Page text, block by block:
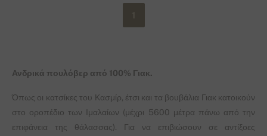
Ανδρικά πουλόβερ από 100% Γιακ.
Όπως οι κατσίκες του Κασμίρ, έτσι και τα βουβάλια Γιακ κατοικούν
στο οροπέδιο των Ιμαλαίων (μέχρι 5600 μέτρα πάνω από την
επιφάνεια της θάλασσας). Για να επιβιώσουν σε αντίξοες